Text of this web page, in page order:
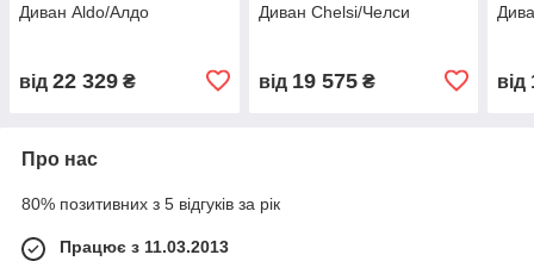
Диван Aldo/Алдо
від 22 329 ₴
Диван Chelsi/Челси
від 19 575₴ від
Про нас
80% позитивних з 5 відгуків за рік
Працює з 11.03.2013